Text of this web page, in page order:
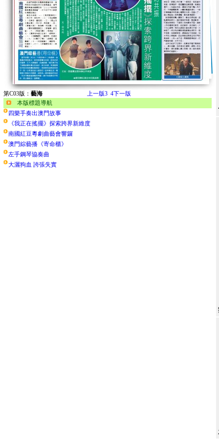
第C03版： 藝海 上一版3 4下一版
本版標題導航
四樂手奏出澳門故事
《我正在搖擺》探索跨界新維度
南國紅豆粵劇曲藝會響鑼
澳門綜藝播《寄命櫃》
左手鋼琴協奏曲
大灑狗血 誇張失實